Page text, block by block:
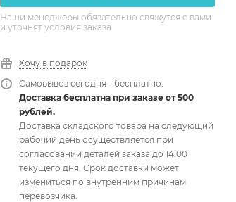
Наши менеджеры обязательно свяжутся с вами
и уточнят условия заказа
Хочу в подарок
Самовывоз сегодня - бесплатно.
Доставка бесплатна при заказе от 500
рублей.
Доставка складского товара на следующий
рабочий день осуществляется при
согласовании деталей заказа до 14.00
текущего дня. Срок доставки может
измениться по внутренним причинам
перевозчика.